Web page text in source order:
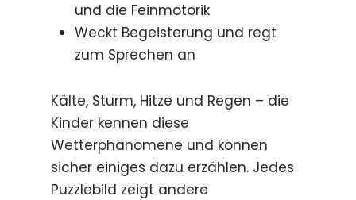
und die Feinmotorik
Weckt Begeisterung und regt
zum Sprechen an
Kälte, Sturm, Hitze und Regen – die
Kinder kennen diese
Wetterphänomene und können
sicher einiges dazu erzählen. Jedes
Puzzlebild zeigt andere